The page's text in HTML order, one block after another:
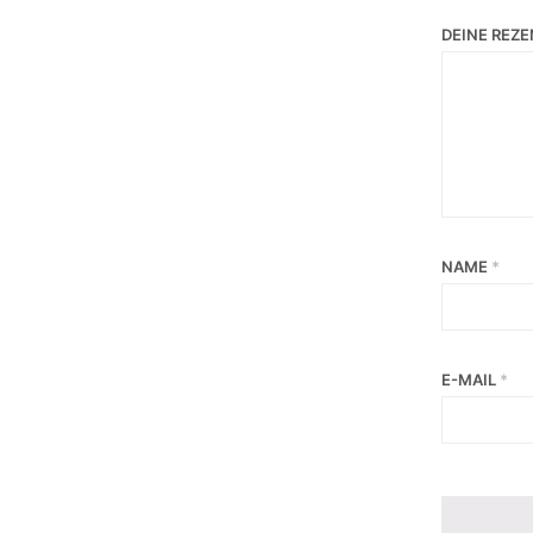
DEINE
NAME *
E-MAIL *